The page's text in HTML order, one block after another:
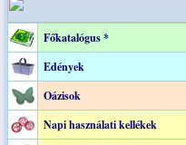
Főkatalógus *
Edények
Oázisok
Napi használati kellékek